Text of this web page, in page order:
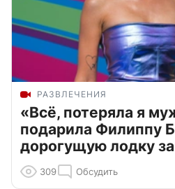
РАЗВЛЕЧЕНИЯ
«Всё, потеряла я
подарила Филиппу
дорогущую лодку
309 Обсудить